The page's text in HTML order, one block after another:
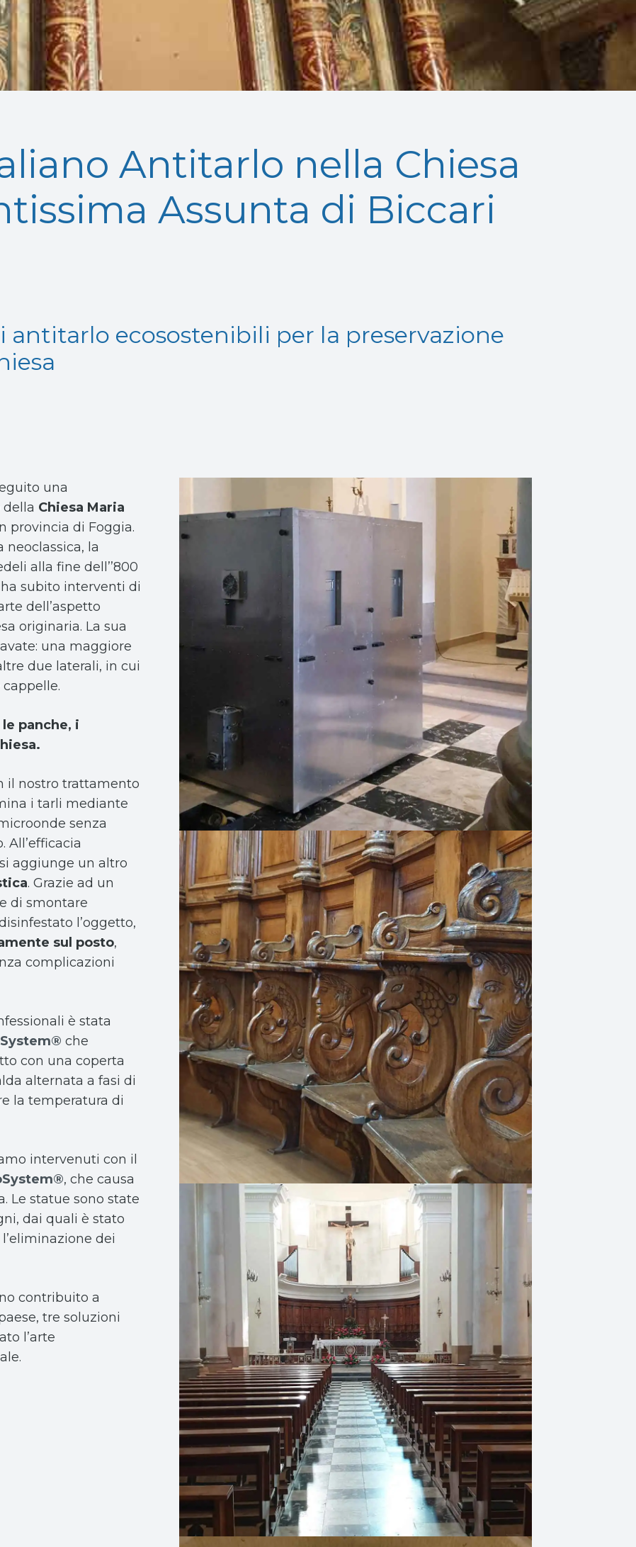
Antitarlo nella Chiesa
Assunta di Biccari
ecosostenibili per la preservazione
una
Chiesa Maria
provincia di Foggia.
la
alla fine dell’’800
subito interventi di
dell’aspetto
originaria. La sua
una maggiore
due laterali, in cui
le panche, i
il nostro trattamento
i tarli mediante
senza
aggiunge un altro
. Grazie ad un
di smontare
l’oggetto,
sul posto,
complicazioni
è stata
che
con una coperta
alternata a fasi di
la temperatura di
intervenuti con il
, che causa
Le statue sono state
dai quali è stato
dei
contribuito a
tre soluzioni
l’arte